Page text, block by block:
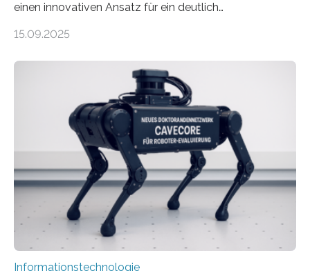
einen innovativen Ansatz für ein deutlich
Lösungsweg ist inspiriert vom menschlichen Gehirn. Die
stellt die heutige Computertechnik vor
Herausforderungen. Herkömmliche Silizium-
Prozessoren stoßen an ihre Grenzen: Sie verbrauchen
viel Energie, die Speicher- und Verarbeitungseinheiten
sind voneinander getrennt und die Datenübertragung
bremst komplexe Anwendungen aus. Da KI-Modelle
immer größer werden und riesige Datenmengen
verarbeiten müssen, steigt der Bedarf an neuen
Rechenarchitekturen. Neben Quantencomputern
rücken dabei insbesondere…
15.09.2025
Informationstechnologie